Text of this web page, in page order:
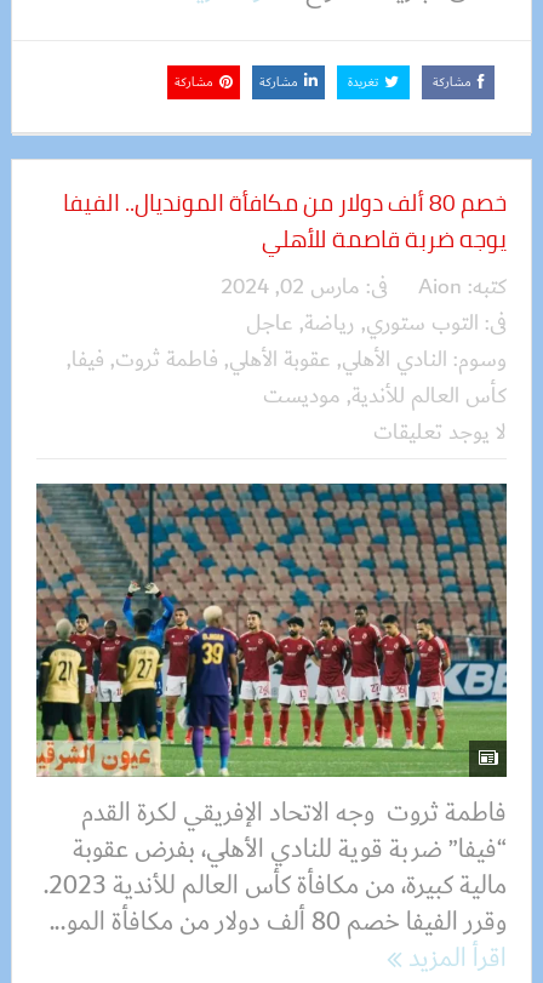
مشاركة تغريدة مشاركة مشاركة
خصم 80 ألف دولار من مكافأة المونديال.. الفيفا
يوجه ضربة قاصمة للأهلي
كتبه: Aion فى: مارس 02, 2024
فى: التوب ستوري, رياضة, عاجل
وسوم: النادي الأهلي, عقوبة الأهلي, فاطمة ثروت, فيفا,
كأس العالم للأندية, موديست
لا يوجد تعليقات
فاطمة ثروت وجه الاتحاد الإفريقي لكرة القدم
“فيفا” ضربة قوية للنادي الأهلي، بفرض عقوبة
مالية كبيرة، من مكافأة كأس العالم للأندية 2023.
وقرر الفيفا خصم 80 ألف دولار من مكافأة المو...
اقرأ المزيد